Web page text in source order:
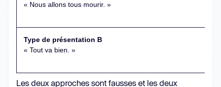
« Nous allons tous mourir. »
Type de présentation B
« Tout va bien. »
Les deux approches sont fausses et les deux